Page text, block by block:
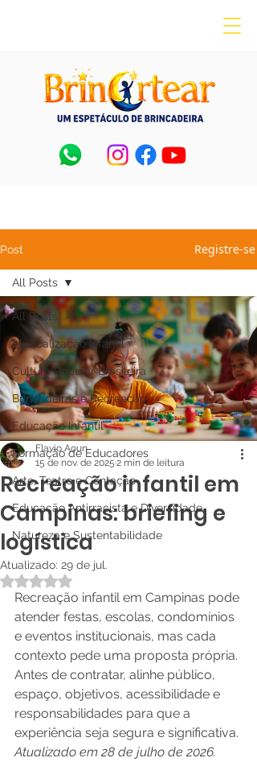
Post Registre-se
All Posts
Musicalização Infantil
Cultura Popular Brasileira
Brincadeiras e Recreação
Educação Infantil
Formação de Educadores
Arte, Teatro e Contação
Educação Antirracista e Diversidade
Natureza e Sustentabilidade
All Posts
Recreação infantil em
Campinas: briefing e
logística
Flavio Aoun
15 de nov. de 2025 2 min de leitura
Atualizado: 29 de jul.
Avaliado com NaN de 5 estrelas.
Recreação infantil em Campinas pode
atender festas, escolas, condomínios
e eventos institucionais, mas cada
contexto pede uma proposta própria.
Antes de contratar, alinhe público,
espaço, objetivos, acessibilidade e
responsabilidades para que a
experiência seja segura e significativa.
Atualizado em 28 de julho de 2026.